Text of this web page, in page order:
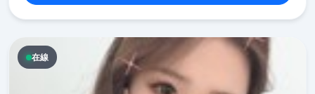
在線